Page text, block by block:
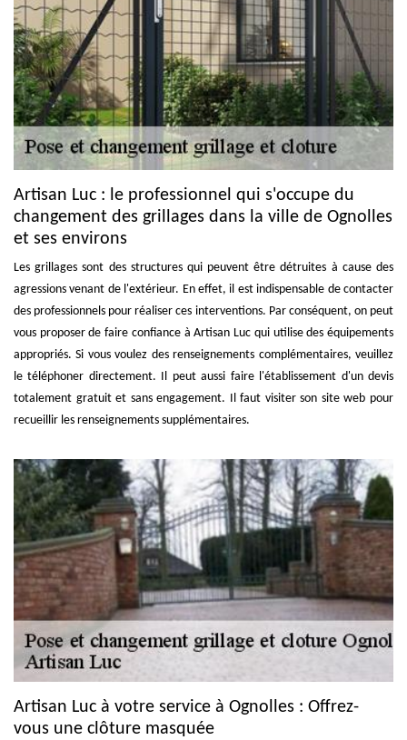
Artisan Luc : le professionnel qui s'occupe du
changement des grillages dans la ville de Ognolles
et ses environs
Les grillages sont des structures qui peuvent être détruites à cause des
agressions venant de l'extérieur. En effet, il est indispensable de contacter
des professionnels pour réaliser ces interventions. Par conséquent, on peut
vous proposer de faire confiance à Artisan Luc qui utilise des équipements
appropriés. Si vous voulez des renseignements complémentaires, veuillez
le téléphoner directement. Il peut aussi faire l'établissement d'un devis
totalement gratuit et sans engagement. Il faut visiter son site web pour
recueillir les renseignements supplémentaires.
Artisan Luc à votre service à Ognolles : Offrez-
vous une clôture masquée